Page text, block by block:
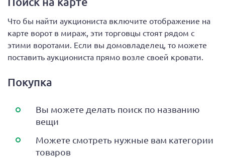
Что бы найти аукциониста включите отображение на
карте ворот в мираж, эти торговцы стоят рядом с
этими воротами. Если вы домовладелец, то можете
поставить аукциониста прямо возле своей кровати.
Покупка
Вы можете делать поиск по названию
вещи
Можете смотреть нужные вам категории
товаров